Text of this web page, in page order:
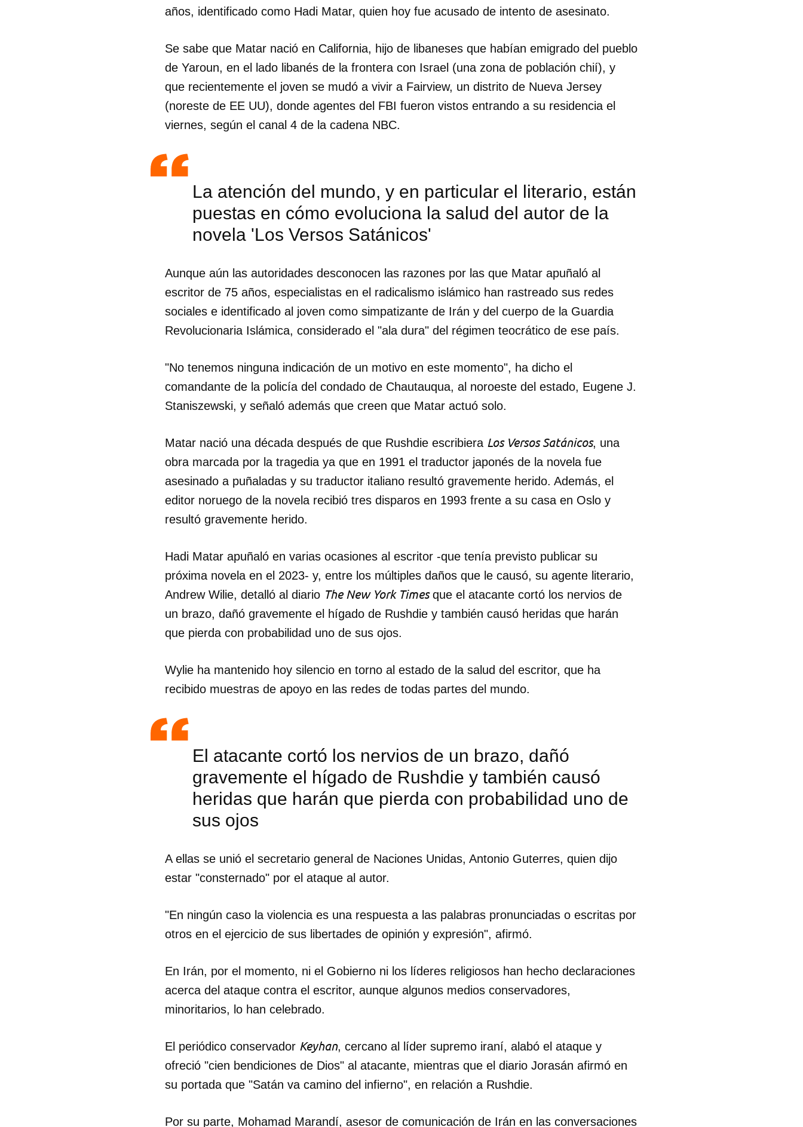
Para poder guardar como favorito, primero has de iniciar sesión con tu
cuenta de 14ymedio.
años, identificado como Hadi Matar, quien hoy fue acusado de intento de asesinato.
Se sabe que Matar nació en California, hijo de libaneses que habían emigrado del pueblo
de Yaroun, en el lado libanés de la frontera con Israel (una zona de población chií), y
que recientemente el joven se mudó a vivir a Fairview, un distrito de Nueva Jersey
(noreste de EE UU), donde agentes del FBI fueron vistos entrando a su residencia el
viernes, según el canal 4 de la cadena NBC.
La atención del mundo, y en particular el literario, están
puestas en cómo evoluciona la salud del autor de la
novela 'Los Versos Satánicos'
Aunque aún las autoridades desconocen las razones por las que Matar apuñaló al
escritor de 75 años, especialistas en el radicalismo islámico han rastreado sus redes
sociales e identificado al joven como simpatizante de Irán y del cuerpo de la Guardia
Revolucionaria Islámica, considerado el "ala dura" del régimen teocrático de ese país.
"No tenemos ninguna indicación de un motivo en este momento", ha dicho el
comandante de la policía del condado de Chautauqua, al noroeste del estado, Eugene J.
Staniszewski, y señaló además que creen que Matar actuó solo.
Matar nació una década después de que Rushdie escribiera Los Versos Satánicos, una
obra marcada por la tragedia ya que en 1991 el traductor japonés de la novela fue
asesinado a puñaladas y su traductor italiano resultó gravemente herido. Además, el
editor noruego de la novela recibió tres disparos en 1993 frente a su casa en Oslo y
resultó gravemente herido.
Hadi Matar apuñaló en varias ocasiones al escritor -que tenía previsto publicar su
próxima novela en el 2023- y, entre los múltiples daños que le causó, su agente literario,
Andrew Wilie, detalló al diario The New York Timesque el atacante cortó los nervios de
un brazo, dañó gravemente el hígado de Rushdie y también causó heridas que harán
que pierda con probabilidad uno de sus ojos.
Wylie ha mantenido hoy silencio en torno al estado de la salud del escritor, que ha
recibido muestras de apoyo en las redes de todas partes del mundo.
El atacante cortó los nervios de un brazo, dañó
gravemente el hígado de Rushdie y también causó
heridas que harán que pierda con probabilidad uno de
sus ojos
A ellas se unió el secretario general de Naciones Unidas, Antonio Guterres, quien dijo
estar "consternado" por el ataque al autor.
"En ningún caso la violencia es una respuesta a las palabras pronunciadas o escritas por
otros en el ejercicio de sus libertades de opinión y expresión", afirmó.
En Irán, por el momento, ni el Gobierno ni los líderes religiosos han hecho declaraciones
acerca del ataque contra el escritor, aunque algunos medios conservadores,
minoritarios, lo han celebrado.
El periódico conservador Keyhan, cercano al líder supremo iraní, alabó el ataque y
ofreció "cien bendiciones de Dios" al atacante, mientras que el diario Jorasán afirmó en
su portada que "Satán va camino del infierno", en relación a Rushdie.
Por su parte, Mohamad Marandí, asesor de comunicación de Irán en las conversaciones